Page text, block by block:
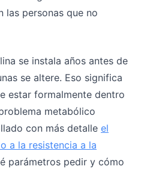
las personas que no
se instala años antes de
se altere. Eso significa
estar formalmente dentro
metabólico
con más detalle el
a la resistencia a la
parámetros pedir y cómo